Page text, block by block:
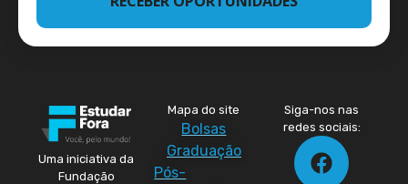
Uma iniciativa da
Fundação
Mapa do site
Bolsas
Graduação
Pós-
Siga-nos nas
redes sociais: